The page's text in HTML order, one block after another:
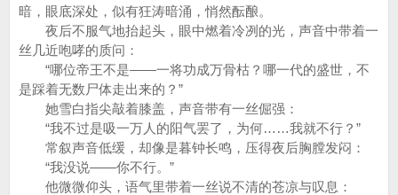
暗，眼底深处，似有狂涛暗涌，悄然酝酿。
夜后不服气地抬起头，眼中燃着冷冽的光，声音中带着一
丝几近咆哮的质问：
“哪位帝王不是——一将功成万骨枯？哪一代的盛世，不
是踩着无数尸体走出来的？”
她雪白指尖敲着膝盖，声音带有一丝倔强：
“我不过是吸一万人的阳气罢了，为何……我就不行？”
常叙声音低缓，却像是暮钟长鸣，压得夜后胸膛发闷：
“我没说——你不行。”
他微微仰头，语气里带着一丝说不清的苍凉与叹息：